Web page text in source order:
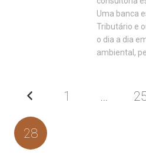
Uma banca
Tributário e
o dia a dia
ambiental,
1
28